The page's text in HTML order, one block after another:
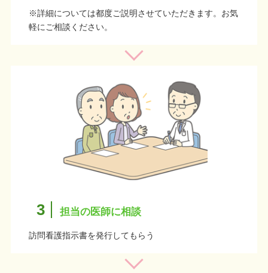
※詳細については都度ご説明させていただきます。お気
軽にご相談ください。
3 担当の医師に相談
訪問看護指示書を発行してもらう